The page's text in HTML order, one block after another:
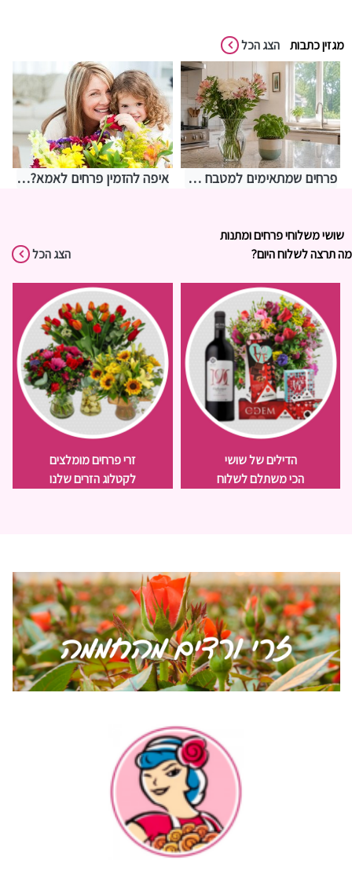
מגזין כתבות הצג הכל
פרחים שמתאימים למטבח – איך לבחור משהו שמחזיק מעמד בתנאים מאתגרים איפה להזמין פרחים לאמא? אצלנו בחנות שושי רגעים של פרחים
שושי משלוחי פרחים ומתנות
מה תרצה לשלוח היום?
הצג הכל
הדילים של שושי
הכי משתלם לשלוח
זרי פרחים מומלצים
לקטלוג הזרים שלנו